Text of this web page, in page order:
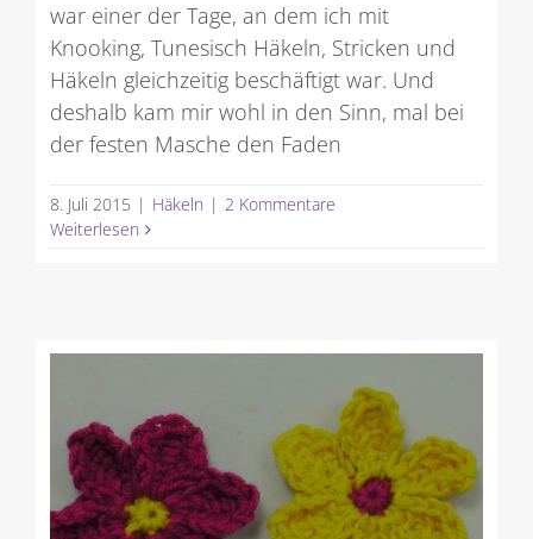
war einer der Tage, an dem ich mit
Knooking, Tunesisch Häkeln, Stricken und
Häkeln gleichzeitig beschäftigt war. Und
deshalb kam mir wohl in den Sinn, mal bei
der festen Masche den Faden
8. Juli 2015 | Häkeln | 2 Kommentare
Weiterlesen